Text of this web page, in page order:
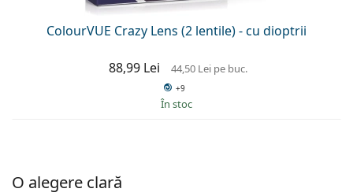
ColourVUE Crazy Lens (2 lentile) - cu dioptrii
88,99 Lei 44,50 Lei pe buc.
+9
În stoc
O alegere clară